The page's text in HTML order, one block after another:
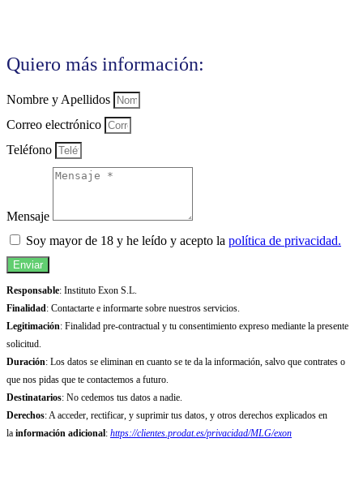
Quiero más información:
Nombre y Apellidos
Correo electrónico
Teléfono
Mensaje
Soy mayor de 18 y he leído y acepto la política de privacidad.
Enviar
Responsable: Instituto Exon S.L.
Finalidad: Contactarte e informarte sobre nuestros servicios.
Legitimación: Finalidad pre-contractual y tu consentimiento expreso mediante la presente
solicitud.
Duración: Los datos se eliminan en cuanto se te da la información, salvo que contrates o
que nos pidas que te contactemos a futuro.
Destinatarios: No cedemos tus datos a nadie.
Derechos: A acceder, rectificar, y suprimir tus datos, y otros derechos explicados en
la información adicional: https://clientes.prodat.es/privacidad/MLG/exon